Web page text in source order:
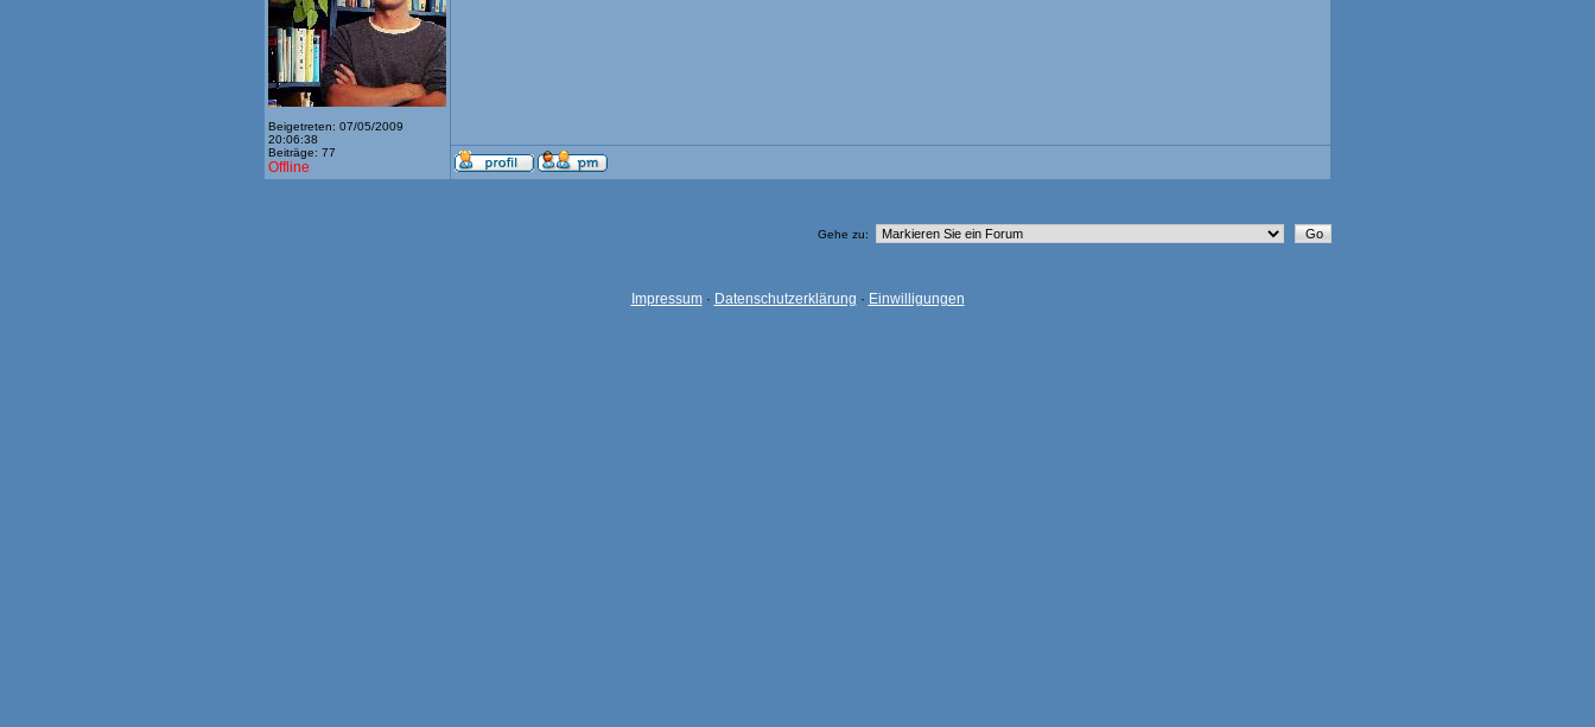
Beigetreten: 07/05/2009
20:06:38
Beiträge: 77
Offline
Gehe zu:
Impressum· Datenschutzerklärung · Einwilligungen